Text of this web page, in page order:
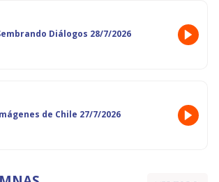
Diálogos 28/7/2026
de Chile 27/7/2026